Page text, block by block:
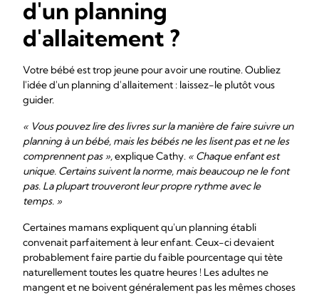
d'un planning
d'allaitement ?
Votre bébé est trop jeune pour avoir une routine. Oubliez
l'idée d'un planning d'allaitement : laissez-le plutôt vous
guider.
« Vous pouvez lire des livres sur la manière de faire suivre un
planning à un bébé, mais les bébés ne les lisent pas et ne les
comprennent pas »,explique Cathy. « Chaque enfant est
unique. Certains suivent la norme, mais beaucoup ne le font
pas. La plupart trouveront leur propre rythme avec le
temps. »
Certaines mamans expliquent qu'un planning établi
convenait parfaitement à leur enfant. Ceux-ci devaient
probablement faire partie du faible pourcentage qui tète
naturellement toutes les quatre heures ! Les adultes ne
mangent et ne boivent généralement pas les mêmes choses